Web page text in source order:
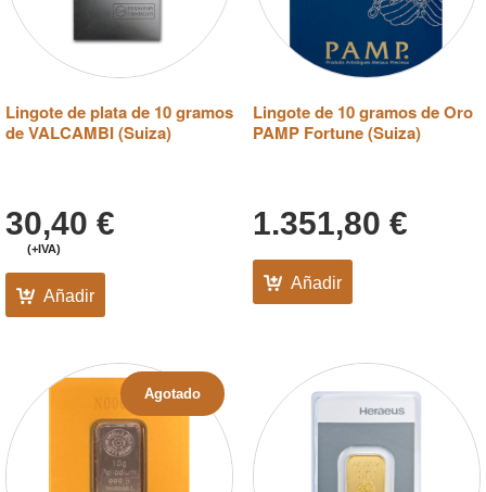
Lingote de plata de 10 gramos
de VALCAMBI (Suiza)
30,40 €
(+IVA)
Añadir
Lingote de 10 gramos de Oro
PAMP Fortune (Suiza)
1.351,80 €
Añadir
Agotado